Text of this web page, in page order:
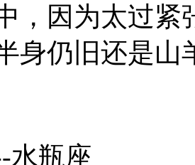
，因为太过
身仍旧还是
水瓶座